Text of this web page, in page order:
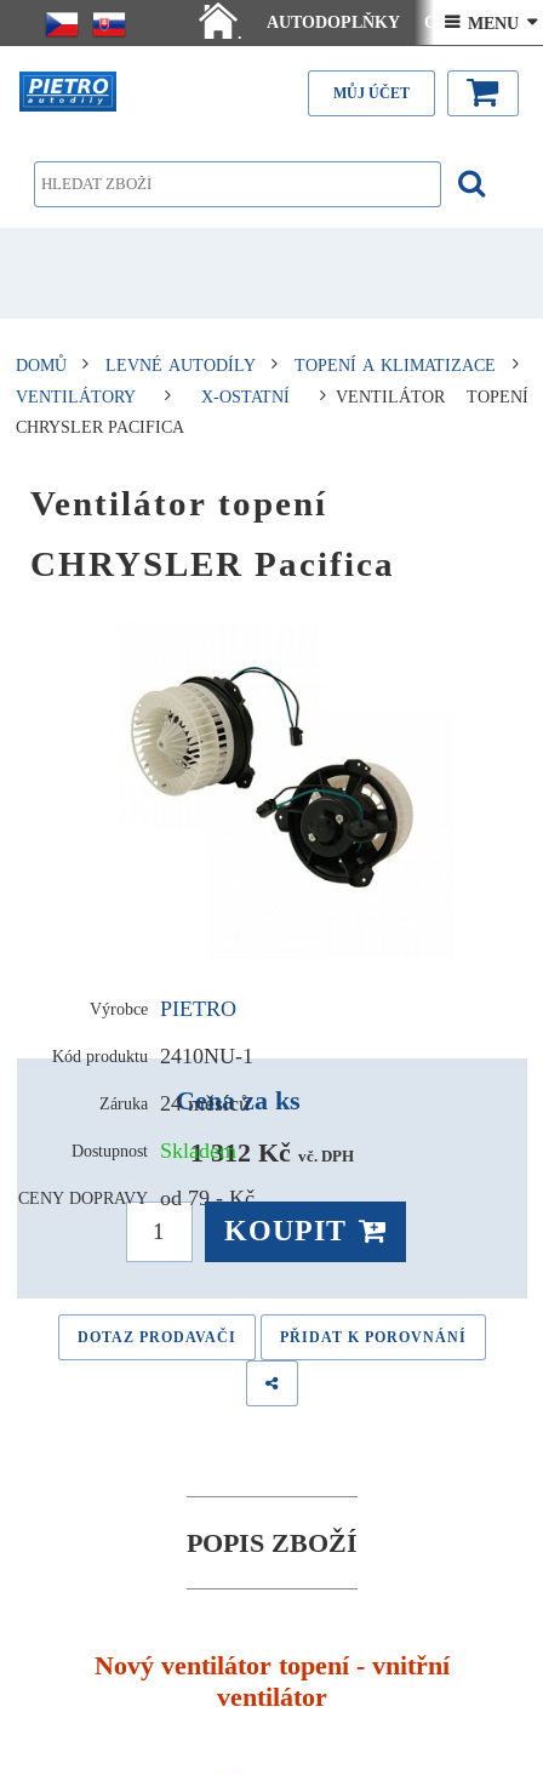
.
AUTODOPLŇKY Ceny doručení
Články - návody Kontakt
 MENU 
MŮJ ÚČET
DOMŮ LEVNÉ AUTODÍLY
TOPENÍ A KLIMATIZACE
VENTILÁTORY
X-OSTATNÍ
VENTILÁTOR TOPENÍ
CHRYSLER PACIFICA
Ventilátor topení
CHRYSLER Pacifica
Výrobce PIETRO
Kód produktu 2410NU-1
Záruka 24 měsíců
Dostupnost Skladem
CENY DOPRAVY od 79,- Kč
Cena za ks
1 312 Kč vč. DPH
KOUPIT
DOTAZ PRODAVAČI PŘIDAT K POROVNÁNÍ
POPIS ZBOŽÍ
Nový ventilátor topení - vnitřní
ventilátor